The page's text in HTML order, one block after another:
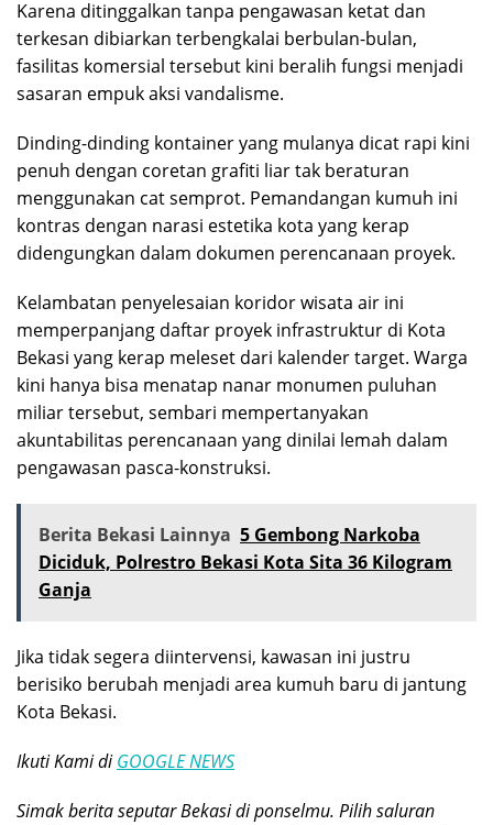
Karena ditinggalkan tanpa pengawasan ketat dan
terkesan dibiarkan terbengkalai berbulan-bulan,
fasilitas komersial tersebut kini beralih fungsi menjadi
sasaran empuk aksi vandalisme.
Dinding-dinding kontainer yang mulanya dicat rapi kini
penuh dengan coretan grafiti liar tak beraturan
menggunakan cat semprot. Pemandangan kumuh ini
kontras dengan narasi estetika kota yang kerap
didengungkan dalam dokumen perencanaan proyek.
Kelambatan penyelesaian koridor wisata air ini
memperpanjang daftar proyek infrastruktur di Kota
Bekasi yang kerap meleset dari kalender target. Warga
kini hanya bisa menatap nanar monumen puluhan
miliar tersebut, sembari mempertanyakan
akuntabilitas perencanaan yang dinilai lemah dalam
pengawasan pasca-konstruksi.
Berita Bekasi Lainnya 5 Gembong Narkoba
Diciduk, Polrestro Bekasi Kota Sita 36 Kilogram
Ganja
Jika tidak segera diintervensi, kawasan ini justru
berisiko berubah menjadi area kumuh baru di jantung
Kota Bekasi.
Ikuti Kami diGOOGLE NEWS
Simak berita seputar Bekasi di ponselmu. Pilih saluran